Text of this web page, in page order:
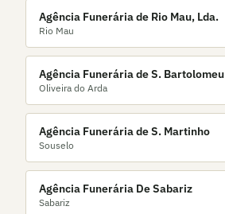
Agência Funerária de Rio Mau, Lda.
Rio Mau
Agência Funerária de S. Bartolomeu
Oliveira do Arda
Agência Funerária de S. Martinho
Souselo
Agência Funerária De Sabariz
Sabariz